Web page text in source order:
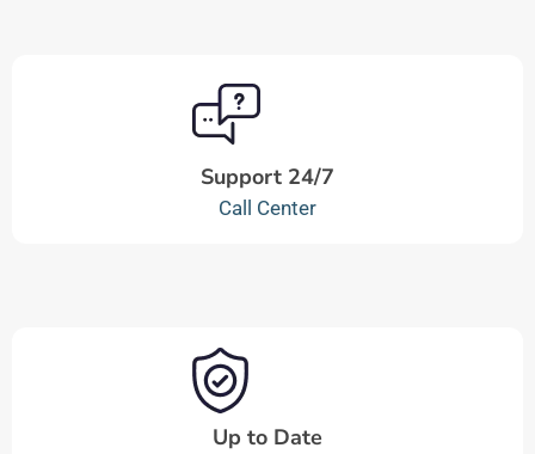
Support 24/7
Call Center
Up to Date